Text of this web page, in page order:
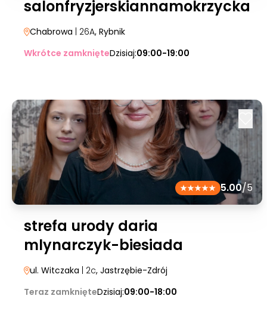
salonfryzjerskiannamokrzycka
Chabrowa | 26A, Rybnik
Wkrótce zamknięteDzisiaj:09:00-19:00
5.00/5
strefa urody daria
mlynarczyk-biesiada
ul. Witczaka | 2c, Jastrzębie-Zdrój
Teraz zamknięteDzisiaj:09:00-18:00